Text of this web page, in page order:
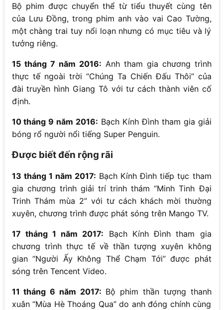
Bộ phim được chuyển thể từ tiểu thuyết cùng tên
của Lưu Đồng, trong phim anh vào vai Cao Tường,
một chàng trai tuy nổi loạn nhưng có mục tiêu và lý
tưởng riêng.
15 tháng 7 năm 2016: Anh tham gia chương trình
thực tế ngoài trời “Chúng Ta Chiến Đấu Thôi” của
đài truyền hình Giang Tô với tư cách thành viên cố
định.
10 tháng 9 năm 2016: Bạch Kính Đình tham gia giải
bóng rổ người nổi tiếng Super Penguin.
Được biết đến rộng rãi
13 tháng 1 năm 2017: Bạch Kính Đình tiếp tục tham
gia chương trình giải trí trinh thám “Minh Tinh Đại
Trinh Thám mùa 2” với tư cách khách mời thường
xuyên, chương trình được phát sóng trên Mango TV.
17 tháng 1 năm 2017: Bạch Kính Đình tham gia
chương trình thực tế về thần tượng xuyên không
gian “Người Ấy Không Thể Chạm Tới” được phát
sóng trên Tencent Video.
11 tháng 6 năm 2017: Bộ phim thần tượng thanh
xuân “Mùa Hè Thoáng Qua” do anh đóng chính cùng